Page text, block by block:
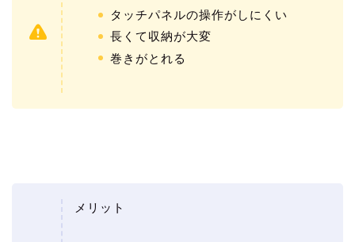
タッチパネルの操作がしにくい
長くて収納が大変
巻きがとれる
メリット